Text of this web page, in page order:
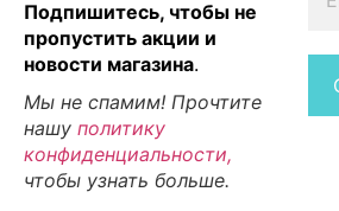
Подпишитесь, чтобы не
пропустить акции и
новости магазина.
Мы не спамим! Прочтите
нашу политику
конфиденциальности,
чтобы узнать больше.